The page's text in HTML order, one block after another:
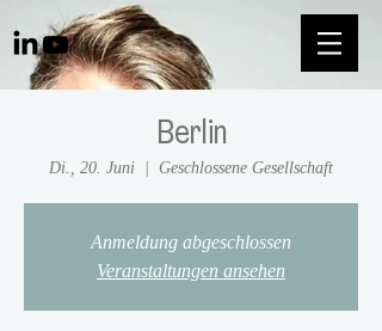
Berlin
Di., 20. Juni Geschlossene Gesellschaft
Anmeldung abgeschlossen
Veranstaltungen ansehen